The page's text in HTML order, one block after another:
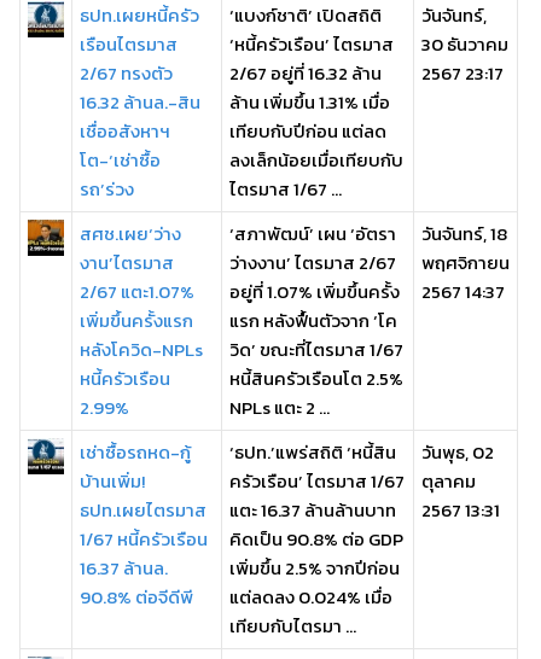
ธปท.เผยหนี้ครัว
เรือนไตรมาส
2/67 ทรงตัว
16.32 ล้านล.-สิน
เชื่ออสังหาฯ
โต-‘เช่าซื้อ
รถ’ร่วง
‘แบงก์ชาติ’ เปิดสถิติ
‘หนี้ครัวเรือน’ ไตรมาส
2/67 อยู่ที่ 16.32 ล้าน
ล้าน เพิ่มขึ้น 1.31% เมื่อ
เทียบกับปีก่อน แต่ลด
ลงเล็กน้อยเมื่อเทียบกับ
ไตรมาส 1/67 ...
วันจันทร์,
30 ธันวาคม
2567 23:17
สศช.เผย‘ว่าง
งาน’ไตรมาส
2/67 แตะ1.07%
เพิ่มขึ้นครั้งแรก
หลังโควิด-NPLs
หนี้ครัวเรือน
2.99%
‘สภาพัฒน์’ เผน ‘อัตรา
ว่างงาน’ ไตรมาส 2/67
อยู่ที่ 1.07% เพิ่มขึ้นครั้ง
แรก หลังฟื้นตัวจาก ‘โค
วิด’ ขณะที่ไตรมาส 1/67
หนี้สินครัวเรือนโต 2.5%
NPLs แตะ 2 ...
วันจันทร์, 18
พฤศจิกายน
2567 14:37
เช่าซื้อรถหด-กู้
บ้านเพิ่ม!
ธปท.เผยไตรมาส
1/67 หนี้ครัวเรือน
16.37 ล้านล.
90.8% ต่อจีดีพี
‘ธปท.’แพร่สถิติ ‘หนี้สิน
ครัวเรือน’ ไตรมาส 1/67
แตะ 16.37 ล้านล้านบาท
คิดเป็น 90.8% ต่อ GDP
เพิ่มขึ้น 2.5% จากปีก่อน
แต่ลดลง 0.024% เมื่อ
เทียบกับไตรมา ...
วันพุธ, 02
ตุลาคม
2567 13:31